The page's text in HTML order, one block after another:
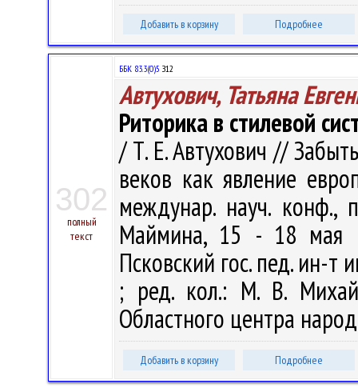
Добавить в корзину Подробнее
302
полный
текст
ББК 83.3(0)5 З12
Автухович, Татьяна
Риторика в стилевой
/ Т. Е. Автухович //
веков как явление
междунар. науч. конф.,
Маймина, 15 - 18 мая
Псковский гос. пед. ин-
; ред. кол.: М. В.
Областного центра
Добавить в корзину Подробнее